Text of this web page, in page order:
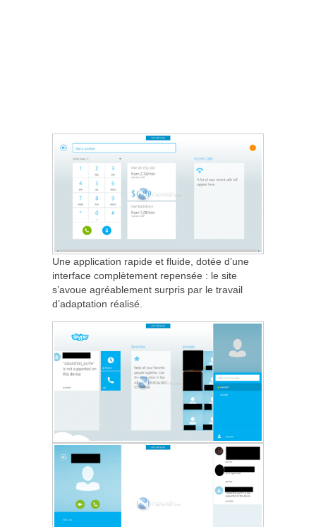
Une application rapide et fluide, dotée d’une
interface complètement repensée : le site
s’avoue agréablement surpris par le travail
d’adaptation réalisé.